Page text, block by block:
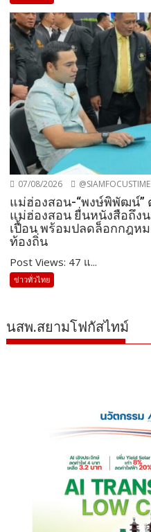
07/08/2026 @SIAMFOCUSTIME
แม่ฮ่องสอน-“พงษ์พิพัฒน์”
แม่ฮ่องสอน ยื่นหนังสือถึง
เปื้อน พร้อมปลดล็อกกฎ
ท้องถิ่น
Post Views: 47 แ...
ข่าวทั่วไทย
นสพ.สยามโฟกัสไทม์